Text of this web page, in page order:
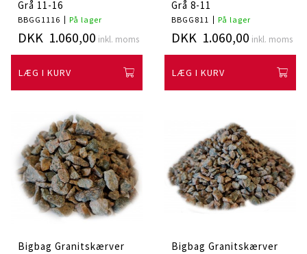
Grå 11-16
BBGG1116 På lager
DKK 1.060,00 inkl. moms
LÆG I KURV
Grå 8-11
BBGG811 På lager
DKK 1.060,00 inkl. moms
LÆG I KURV
Bigbag Granitskærver
Bigbag Granitskærver